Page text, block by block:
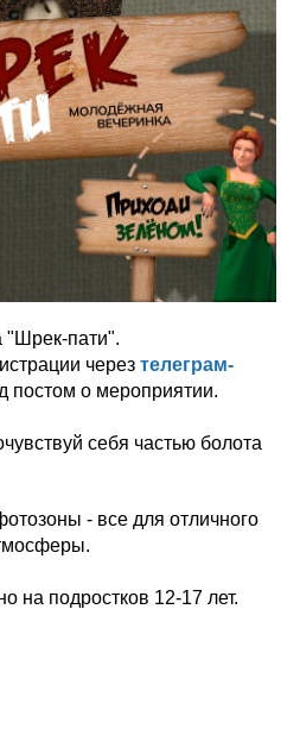
"Шрек-пати".
через телеграм-
постом о мероприятии.
себя частью болота
- все для отличного
на подростков 12-17 лет.